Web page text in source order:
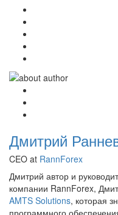
Дмитрий
CEO at RannForex
Дмитрий автор и
компании RannForex,
AMTS Solutions, которая